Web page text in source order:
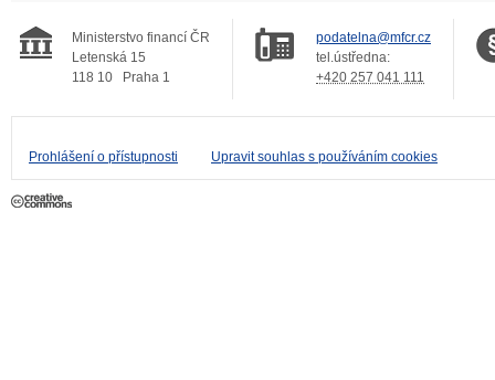
Ministerstvo financí ČR
Letenská 15
118 10
Praha 1
podatelna@mfcr.cz
tel.ústředna:
+420 257 041 111
Prohlášení o přístupnosti Upravit souhlas s používáním cookies